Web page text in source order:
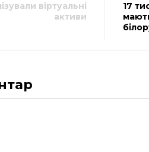
віртуальні
активи
17